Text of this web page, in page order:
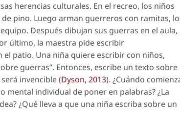
herencias culturales. En el recreo, los niños
pino. Luego arman guerreros con ramitas,
Después dibujan sus guerras en el aula,
último, la maestra pide escribir
patio. Una niña quiere escribir con niños,
guerras”. Entonces, escribe un texto sobre
invencible (Dyson, 2013). ¿Cuándo
mental individual de poner en palabras? ¿La
¿Qué lleva a que una niña escriba sobre un